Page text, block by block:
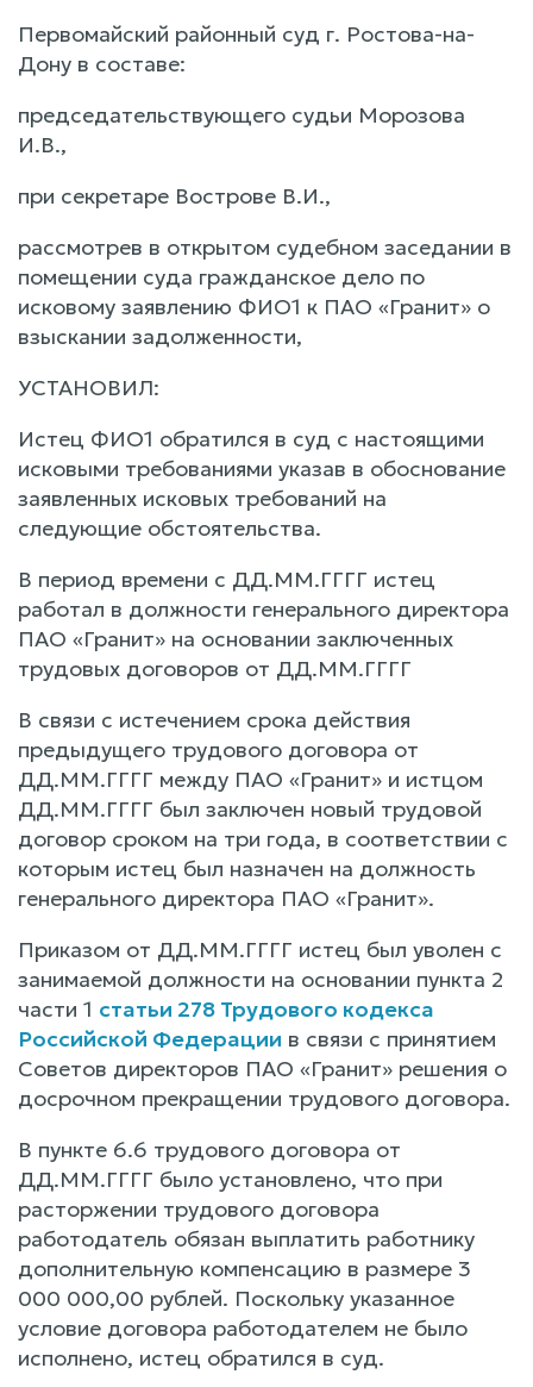
Первомайский районный суд г. Ростова-на-
Дону в составе:
председательствующего судьи Морозова
И.В.,
при секретаре Вострове В.И.,
рассмотрев в открытом судебном заседании в
помещении суда гражданское дело по
исковому заявлению ФИО1 к ПАО «Гранит» о
взыскании задолженности,
УСТАНОВИЛ:
Истец ФИО1 обратился в суд с настоящими
исковыми требованиями указав в обоснование
заявленных исковых требований на
следующие обстоятельства.
В период времени с ДД.ММ.ГГГГ истец
работал в должности генерального директора
ПАО «Гранит» на основании заключенных
трудовых договоров от ДД.ММ.ГГГГ
В связи с истечением срока действия
предыдущего трудового договора от
ДД.ММ.ГГГГ между ПАО «Гранит» и истцом
ДД.ММ.ГГГГ был заключен новый трудовой
договор сроком на три года, в соответствии с
которым истец был назначен на должность
генерального директора ПАО «Гранит».
Приказом от ДД.ММ.ГГГГ истец был уволен с
занимаемой должности на основании пункта 2
части 1 статьи 278 Трудового кодекса
Российской Федерации в связи с принятием
Советов директоров ПАО «Гранит» решения о
досрочном прекращении трудового договора.
В пункте 6.6 трудового договора от
ДД.ММ.ГГГГ было установлено, что при
расторжении трудового договора
работодатель обязан выплатить работнику
дополнительную компенсацию в размере 3
000 000,00 рублей. Поскольку указанное
условие договора работодателем не было
исполнено, истец обратился в суд.